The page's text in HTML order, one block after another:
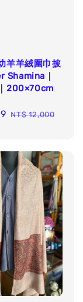
羊羊絨圍巾披
Shamina｜
200×70cm
Regular
NT$ 12,000